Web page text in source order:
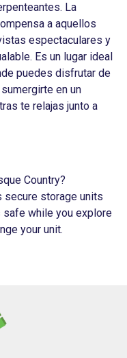
La
a aquellos
espectaculares y
Es un lugar ideal
puedes disfrutar de
en un
te relajas junto a
Country?
secure storage units
safe while you explore
your unit.